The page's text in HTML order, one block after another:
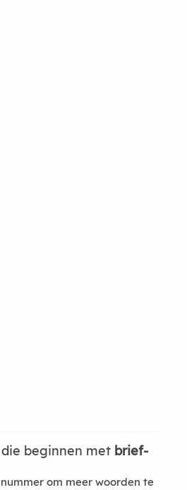
beginnen met brief-
om meer woorden te